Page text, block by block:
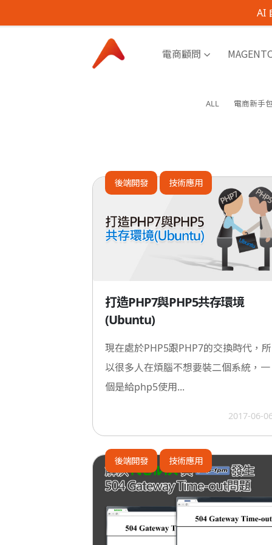
AI
電商顧問
ALL 電商新手
打造PHP7與PHP5共存環境
(Ubuntu)
現在處於PHP5跟PHP7的交換時代，所
以很多人在煩腦不想要裝二個系統，一
個是給php5使用...
2017-06-
後端開發 技術應用
後端開發 技術應用